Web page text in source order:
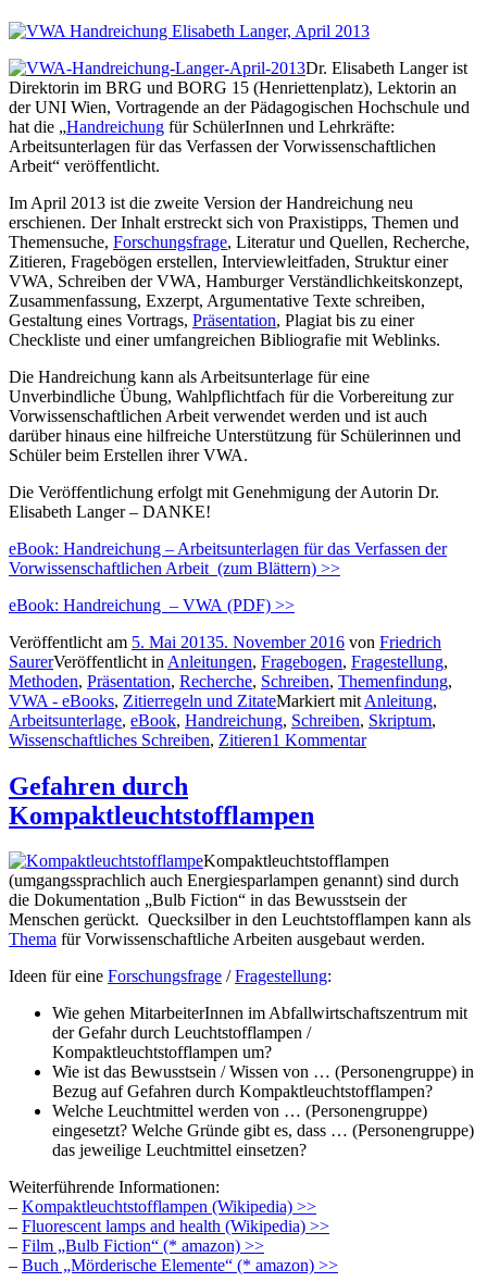
Dr. Elisabeth Langer ist
Direktorin im BRG und BORG 15 (Henriettenplatz), Lektorin an
der UNI Wien, Vortragende an der Pädagogischen Hochschule und
hat die „Handreichung für SchülerInnen und Lehrkräfte:
Arbeitsunterlagen für das Verfassen der Vorwissenschaftlichen
Arbeit“ veröffentlicht.
Im April 2013 ist die zweite Version der Handreichung neu
erschienen. Der Inhalt erstreckt sich von Praxistipps, Themen und
Themensuche, Forschungsfrage, Literatur und Quellen, Recherche,
Zitieren, Fragebögen erstellen, Interviewleitfaden, Struktur einer
VWA, Schreiben der VWA, Hamburger Verständlichkeitskonzept,
Zusammenfassung, Exzerpt, Argumentative Texte schreiben,
Gestaltung eines Vortrags, Präsentation, Plagiat bis zu einer
Checkliste und einer umfangreichen Bibliografie mit Weblinks.
Die Handreichung kann als Arbeitsunterlage für eine
Unverbindliche Übung, Wahlpflichtfach für die Vorbereitung zur
Vorwissenschaftlichen Arbeit verwendet werden und ist auch
darüber hinaus eine hilfreiche Unterstützung für Schülerinnen und
Schüler beim Erstellen ihrer VWA.
Die Veröffentlichung erfolgt mit Genehmigung der Autorin Dr.
Elisabeth Langer – DANKE!
eBook: Handreichung – Arbeitsunterlagen für das Verfassen der
Vorwissenschaftlichen Arbeit (zum Blättern) >>
eBook: Handreichung – VWA (PDF) >>
Veröffentlicht am 5. Mai 20135. November 2016 von Friedrich
SaurerVeröffentlicht in Anleitungen, Fragebogen, Fragestellung,
Methoden, Präsentation, Recherche, Schreiben, Themenfindung,
VWA - eBooks, Zitierregeln und ZitateMarkiert mit Anleitung,
Arbeitsunterlage, eBook, Handreichung, Schreiben, Skriptum,
Wissenschaftliches Schreiben, Zitieren1 Kommentar
Gefahren durch
Kompaktleuchtstofflampen
Kompaktleuchtstofflampen
(umgangssprachlich auch Energiesparlampen genannt) sind durch
die Dokumentation „Bulb Fiction“ in das Bewusstsein der
Menschen gerückt. Quecksilber in den Leuchtstofflampen kann als
Thema für Vorwissenschaftliche Arbeiten ausgebaut werden.
Ideen für eine Forschungsfrage /Fragestellung:
Wie gehen MitarbeiterInnen im Abfallwirtschaftszentrum mit
der Gefahr durch Leuchtstofflampen /
Kompaktleuchtstofflampen um?
Wie ist das Bewusstsein / Wissen von … (Personengruppe) in
Bezug auf Gefahren durch Kompaktleuchtstofflampen?
Welche Leuchtmittel werden von … (Personengruppe)
eingesetzt? Welche Gründe gibt es, dass … (Personengruppe)
das jeweilige Leuchtmittel einsetzen?
Weiterführende Informationen:
– Kompaktleuchtstofflampen (Wikipedia) >>
– Fluorescent lamps and health (Wikipedia) >>
– Film „Bulb Fiction“ (* amazon) >>
– Buch „Mörderische Elemente“ (* amazon) >>